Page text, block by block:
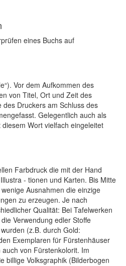
eines Buchs auf
Vor dem Aufkommen des
von Titel, Ort und Zeit des
Druckers am Schluss des
Gelegentlich auch als
Wort vielfach eingeleitet
Farbdruck die mit der Hand
- tionen und Karten. Bis Mitte
Ausnahmen die einzige
zu erzeugen. Je nach
Qualität: Bei Tafelwerken
Verwendung edler Stoffe
(z.B. durch Gold:
Exemplaren für Fürstenhäuser
von Fürstenkolorit. Im
billige Volksgraphik (Bilderbogen